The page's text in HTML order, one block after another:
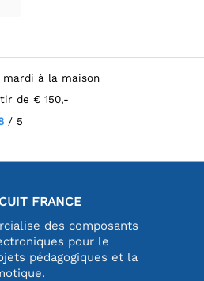
mardi à la maison
de € 150,-
/ 5
FRANCE
des composants
pour le
pédagogiques et la